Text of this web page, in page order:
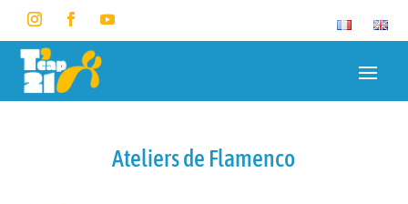
Ateliers de Flamenco